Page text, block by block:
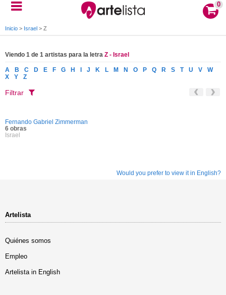
0
Inicio > Israel > Z
Viendo 1 de 1 artistas para la letra Z - Israel
A B C D E F G H J K L M N O P Q R S T U V
W
X
Y Z
Filtrar
Fernando Gabriel Zimmerman
6 obras
Israel
Would you prefer to view it in English?
Artelista
Quiénes somos
Empleo
Artelista in English